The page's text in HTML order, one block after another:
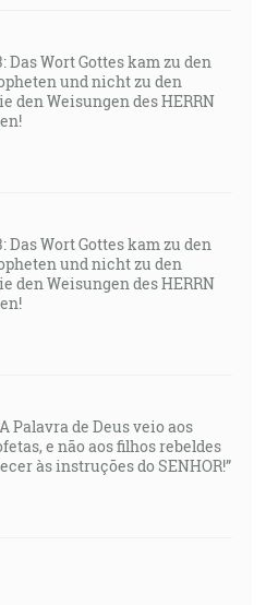
Das Wort Gottes kam zu den
und nicht zu den
den Weisungen des HERRN
Das Wort Gottes kam zu den
und nicht zu den
den Weisungen des HERRN
Palavra de Deus veio aos
e não aos filhos rebeldes
às instruções do SENHOR!”